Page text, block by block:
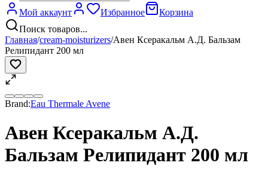
Мой аккаунт Избранное
Корзина
Поиск товаров...
Главная/cream-moisturizers/Авен Ксеракальм А.Д. Бальзам
Релипидант 200 мл
Brand:Eau Thermale Avene
Авен Ксеракальм А.Д.
Бальзам Релипидант 200 мл